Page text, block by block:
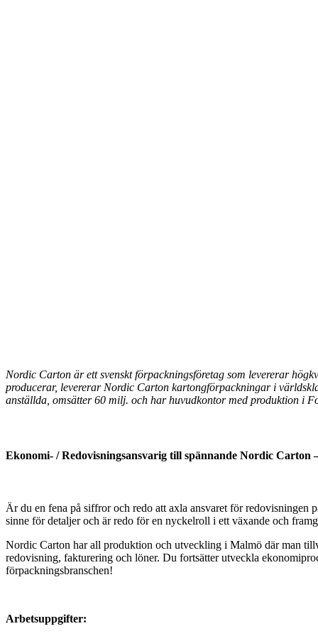
Nordic Carton är ett svenskt förpackningsföretag som levererar
producerar, levererar Nordic Carton kartongförpackningar i
anställda, omsätter 60 milj. och har huvudkontor med produktion i
Ekonomi- / Redovisningsansvarig till spännande Nordic Carton
Är du en fena på siffror och redo att axla ansvaret för redovisningen
sinne för detaljer och är redo för en nyckelroll i ett växande och
Nordic Carton har all produktion och utveckling i Malmö där man
redovisning, fakturering och löner. Du fortsätter utveckla
förpackningsbranschen!
Arbetsuppgifter: